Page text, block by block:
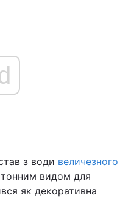
з води величезного
видом для
як декоративна